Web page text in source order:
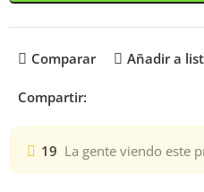
Comparar Añadir a
Compartir:
19 La gente viendo este